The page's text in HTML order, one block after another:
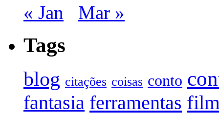
« Jan Mar »
Tags
blog citações coisas conto
fantasia ferramentas